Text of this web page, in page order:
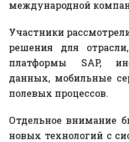
международной
Участники
решения для
платформы SAP,
данных, мобильные
полевых процессов.
Отдельное внимание
новых технологий с